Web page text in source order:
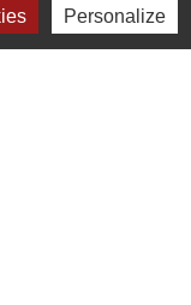
11h et de 14h à
Personalize